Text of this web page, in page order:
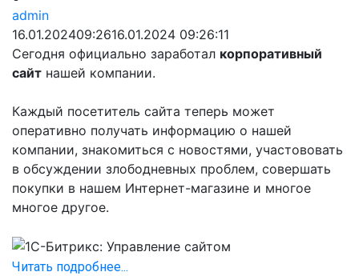
admin
16.01.202409:2616.01.2024 09:26:11
Сегодня официально заработал корпоративный
сайт нашей компании.
Каждый посетитель сайта теперь может
оперативно получать информацию о нашей
компании, знакомиться с новостями, участововать
в обсуждении злободневных проблем, совершать
покупки в нашем Интернет-магазине и многое
многое другое.
Читать подробнее...